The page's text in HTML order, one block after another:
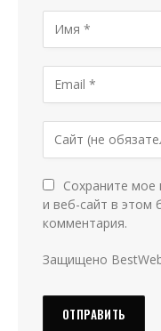
Сохраните мое
и веб-сайт в этом
комментария.
Защищено